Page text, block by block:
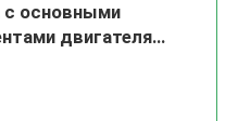
с основными
двигателя
от -10°C